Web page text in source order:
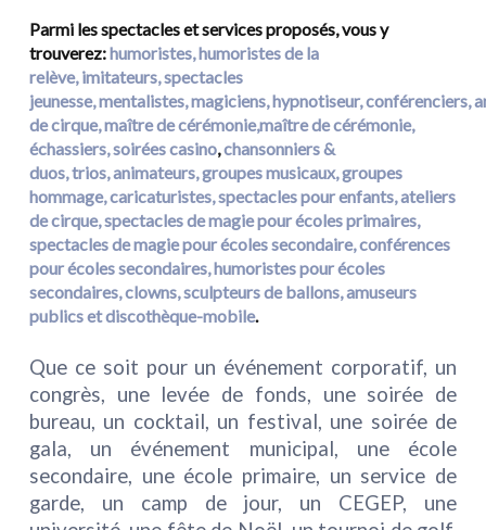
Parmi les spectacles et services proposés, vous y
trouverez:humoristes,humoristes de la
relève,imitateurs,spectacles
jeunesse,mentalistes,magiciens,hypnotiseur,conférenciers,
de cirque,maître de cérémonie,maître de cérémonie,
échassiers,soirées casino,chansonniers &
duos,trios,animateurs,groupes musicaux,groupes
hommage,caricaturistes,spectacles pour enfants,ateliers
de cirque,spectacles de magie pour écoles primaires,
spectacles de magie pour écoles secondaire,conférences
pour écoles secondaires,humoristes pour écoles
secondaires,clowns,sculpteurs de ballons,amuseurs
publicsetdiscothèque-mobile.
Que ce soit pour un événement corporatif, un
congrès, une levée de fonds, une soirée de
bureau, un cocktail, un festival, une soirée de
gala, un événement municipal, une école
secondaire, une école primaire, un service de
garde, un camp de jour, un CEGEP, une